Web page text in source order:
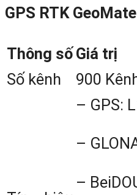
đột phá trong
900 kênh thu và
lên đến 60 độ,
yêu cầu khắt
trình lớn nhỏ.
GPS RTK
Thông số Giá trị
Số kênh
900
– GPS:
–
–